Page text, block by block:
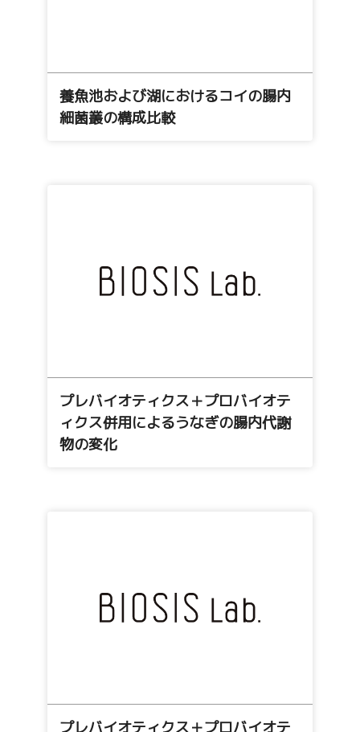
養魚池および湖におけるコイの腸内
細菌叢の構成比較
プレバイオティクス＋プロバイオテ
ィクス併用によるうなぎの腸内代謝
物の変化
プレバイオティクス＋プロバイオテ